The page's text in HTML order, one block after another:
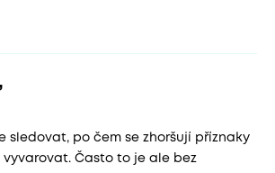
sledovat, po čem se zhoršují příznaky
Často to je ale bez